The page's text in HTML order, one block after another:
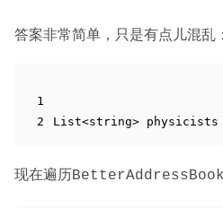
答案非常简单，只是有点儿混乱：
List<string> physicists
现在遍历BetterAddressBook